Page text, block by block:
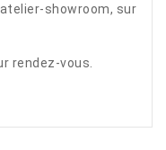
showroom, sur
rendez-vous.